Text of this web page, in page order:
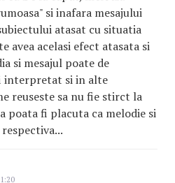
si inafara mesajului
atasat cu situatia
avea acelasi efect atasata si
si mesajul poate de
interpretat si in alte
reuseste sa nu fie stirct la
poata fi placuta ca melodie si